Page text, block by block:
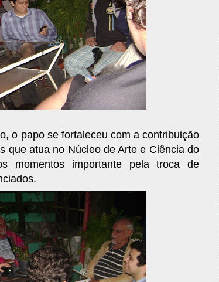
o papo se fortaleceu com a contribuição
que atua no Núcleo de Arte e Ciência do
momentos importante pela troca de